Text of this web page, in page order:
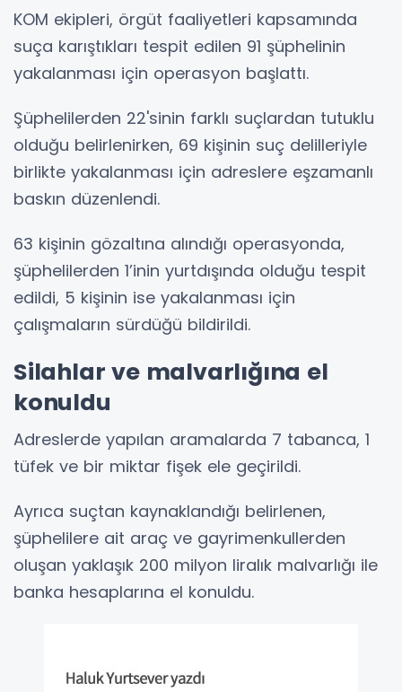
KOM ekipleri, örgüt faaliyetleri kapsamında
suça karıştıkları tespit edilen 91 şüphelinin
yakalanması için operasyon başlattı.
Şüphelilerden 22'sinin farklı suçlardan tutuklu
olduğu belirlenirken, 69 kişinin suç delilleriyle
birlikte yakalanması için adreslere eşzamanlı
baskın düzenlendi.
63 kişinin gözaltına alındığı operasyonda,
şüphelilerden 1’inin yurtdışında olduğu tespit
edildi, 5 kişinin ise yakalanması için
çalışmaların sürdüğü bildirildi.
Silahlar ve malvarlığına el
konuldu
Adreslerde yapılan aramalarda 7 tabanca, 1
tüfek ve bir miktar fişek ele geçirildi.
Ayrıca suçtan kaynaklandığı belirlenen,
şüphelilere ait araç ve gayrimenkullerden
oluşan yaklaşık 200 milyon liralık malvarlığı ile
banka hesaplarına el konuldu.